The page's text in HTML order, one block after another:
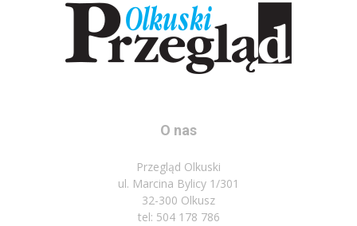
O nas
Przegląd Olkuski
ul. Marcina Bylicy 1/301
32-300 Olkusz
tel: 504 178 786